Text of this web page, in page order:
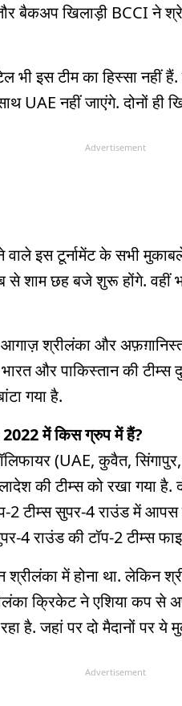
बैकअप खिलाड़ी BCCI ने
भी इस टीम का हिस्सा नहीं
UAE नहीं जाएंगे. दोनों
Advertisement
इस टूर्नामेंट के सभी
शाम छह बजे शुरू होंगे. वहीं
आगाज़ श्रीलंका और
और पाकिस्तान की टीम्स
गया है.
में किस ग्रुप में हैं?
(UAE, कुवैत, सिंगापुर,
की टीम्स को रखा गया
2 टीम्स सुपर-4 राउंड में आपस
4 राउंड की टॉप-2 टीम्स
में होना था. लेकिन
क्रिकेट ने एशिया कप से
है. जहां पर दो मैदानों पर ये
Advertisement